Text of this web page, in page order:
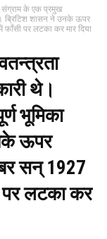
संग्राम के एक प्रमुख
ब्रिटिश शासन ने उनके ऊपर
पर लटका कर मार दिया
थे।
भूमिका
ऊपर
सन् 1927
पर लटका कर